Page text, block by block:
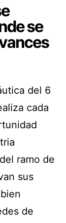
se
del 6
cada
ramo de
sus
de